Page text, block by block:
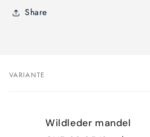
Share
Dein
VARIANTE
Wildleder mandel